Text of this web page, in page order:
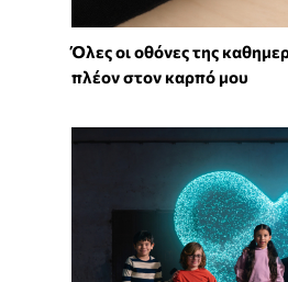
Όλες οι οθόνες της
πλέον στον καρπό μου